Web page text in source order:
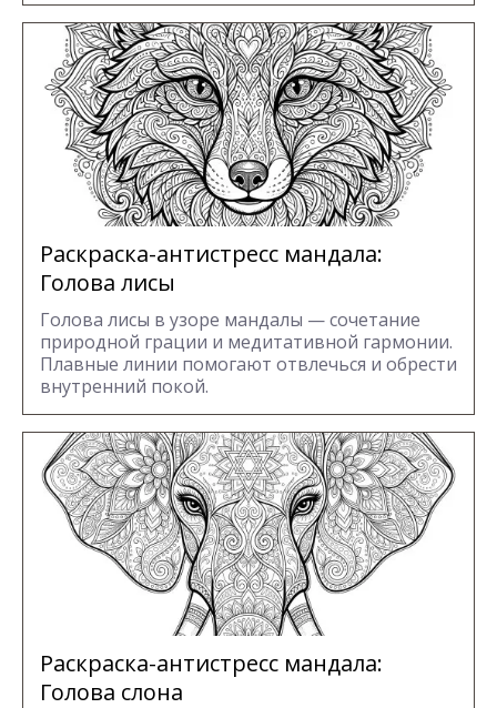
Раскраска-антистресс мандала:
Голова лисы
Голова лисы в узоре мандалы — сочетание
природной грации и медитативной гармонии.
Плавные линии помогают отвлечься и обрести
внутренний покой.
Раскраска-антистресс мандала:
Голова слона